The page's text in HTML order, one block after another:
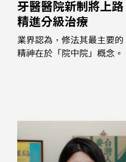
牙醫醫院新制將上路
精進分級治療
業界認為，修法其最主要的
精神在於「院中院」概念。